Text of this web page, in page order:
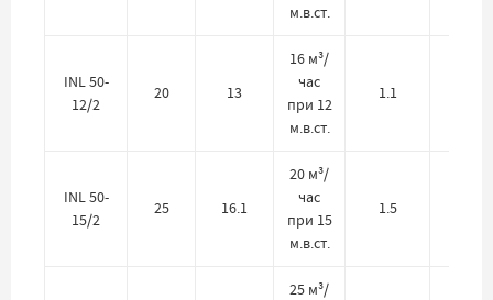
м.в.ст.
INL 50-
12/2
20 13
16 м³/
час
при 12
м.в.ст.
1.1
INL 50-
15/2
25 16.1
20 м³/
час
при 15
м.в.ст.
1.5
25 м³/